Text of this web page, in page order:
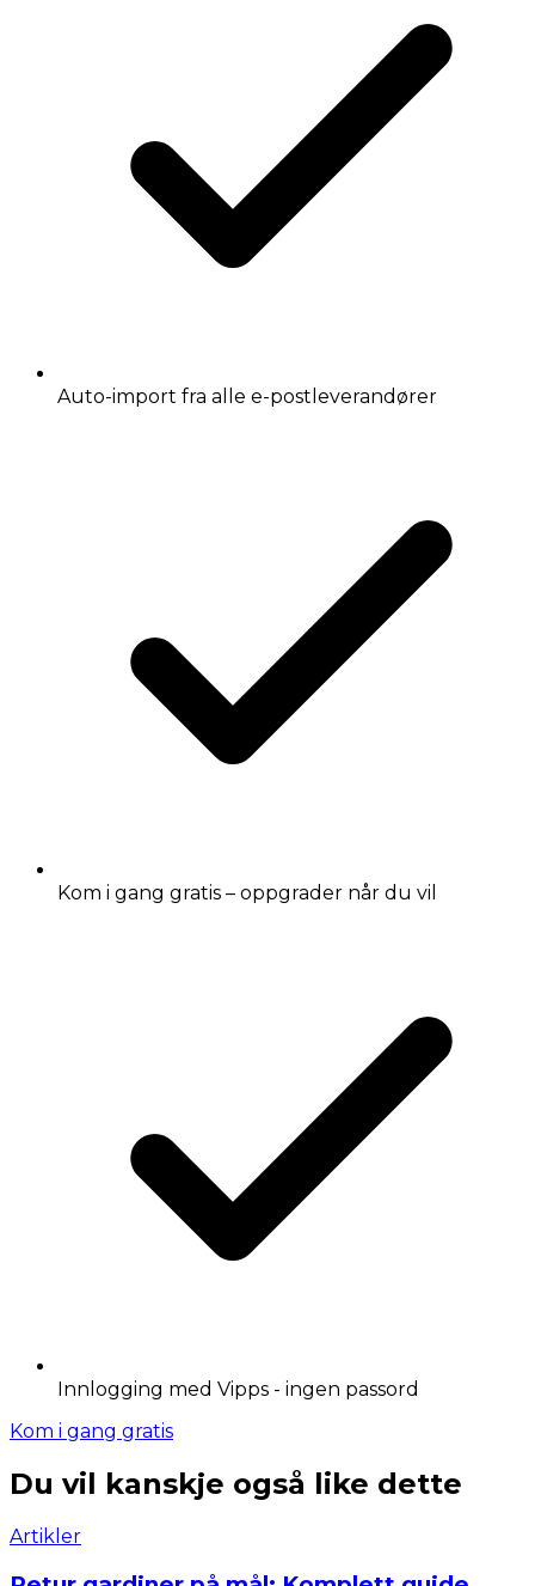
Auto-import fra alle e-postleverandører
Kom i gang gratis – oppgrader når du vil
Innlogging med Vipps - ingen passord
Kom i gang gratis
Du vil kanskje også like dette
Artikler